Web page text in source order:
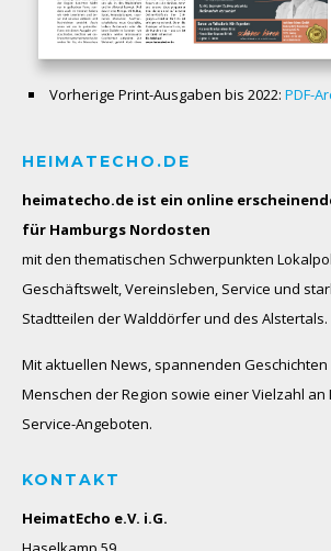
Vorherige Print-Ausgaben bis 2022: PDF-
HEIMATECHO.DE
heimatecho.de ist ein online
für Hamburgs Nordosten
mit den thematischen Schwerpunkten
Geschäftswelt, Vereinsleben, Service und
Stadtteilen der Walddörfer und des Alstertals.
Mit aktuellen News, spannenden
Menschen der Region sowie einer Vielzahl
Service-Angeboten.
KONTAKT
HeimatEcho e.V. i.G.